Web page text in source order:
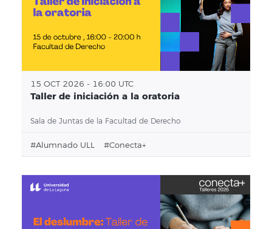
15 OCT 2026 - 16:00 UTC
Taller de iniciación a la oratoria
Sala de Juntas de la Facultad de Derecho
#alumnado ULL #conecta+